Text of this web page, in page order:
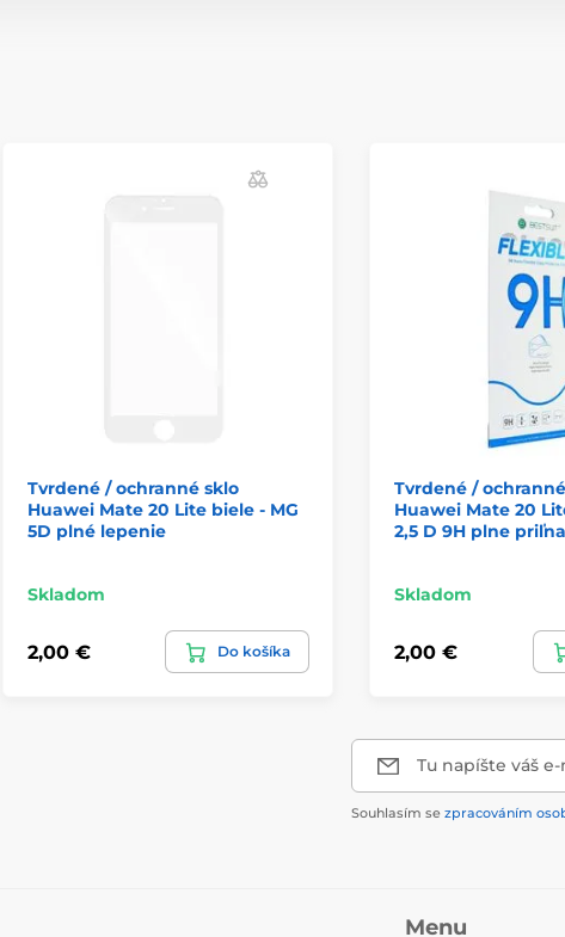
Tvrdené / ochranné sklo
Huawei Mate 20 Lite biele - MG
5D plné lepenie
Skladom
2,00 € Do košíka
Tvrdené /
Huawei Mate 20
2,5 D 9H plne
Skladom
2,00 €
Tu napíšte váš
Souhlasím se zpracováním
Menu